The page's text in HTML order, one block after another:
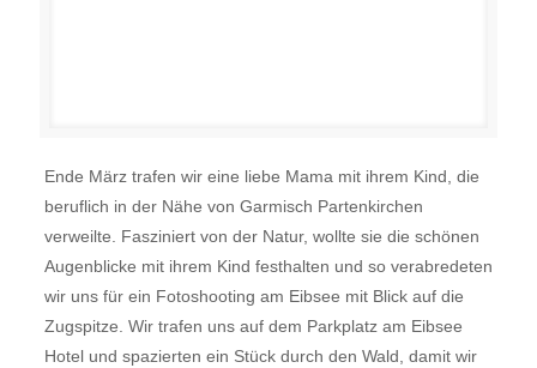
Ende März trafen wir eine liebe Mama mit ihrem Kind, die
beruflich in der Nähe von Garmisch Partenkirchen
verweilte. Fasziniert von der Natur, wollte sie die schönen
Augenblicke mit ihrem Kind festhalten und so verabredeten
wir uns für ein Fotoshooting am Eibsee mit Blick auf die
Zugspitze. Wir trafen uns auf dem Parkplatz am Eibsee
Hotel und spazierten ein Stück durch den Wald, damit wir